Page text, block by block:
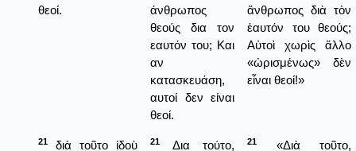
θεοί.
άνθρωπος
θεούς δια τον
εαυτόν του; Και
αν
κατασκευάση,
αυτοί δεν είναι
θεοί.
ἄνθρωπος διὰ τὸν
ἐαυτόν του θεούς;
Αὐτοὶ χωρὶς ἄλλο
«ὠρισμένως» δὲν
εἶναι θεοί!»
21
διὰ τοῦτο ἰδοὺ
21
Δια τούτο,
21
«Διὰ τοῦτο,